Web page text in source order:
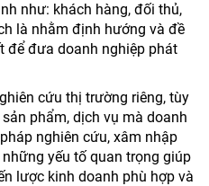
như: khách hàng, đối thủ,
là nhằm định hướng và đề
để đưa doanh nghiệp phát
cứu thị trường riêng, tùy
phẩm, dịch vụ mà doanh
nghiên cứu, xâm nhập
yếu tố quan trọng giúp
lược kinh doanh phù hợp và